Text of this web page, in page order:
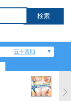
五十音順